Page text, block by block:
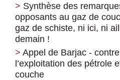
Synthèse des
opposants au gaz de
gaz de schiste, ni ici, ni
demain !
Appel de Barjac -
l’exploitation des pétrole
couche